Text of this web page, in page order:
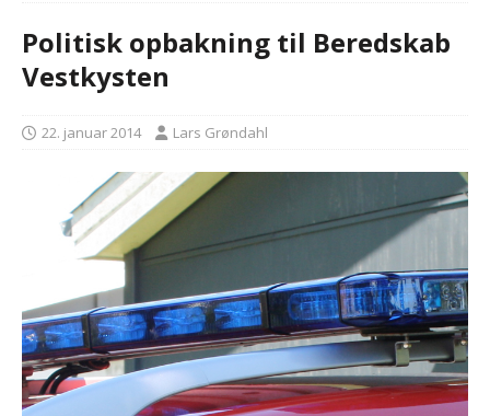
Politisk opbakning til Beredskab
Vestkysten
22. januar 2014 Lars Grøndahl